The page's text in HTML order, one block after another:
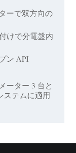
ーで双方向の
けで分電盤内
ン API
ーター 3 台と
ステムに適用